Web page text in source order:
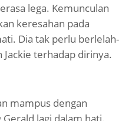
lega. Kemunculan
keresahan pada
Dia tak perlu berlelah-
terhadap dirinya.
mampus dengan
lagi dalam hati.